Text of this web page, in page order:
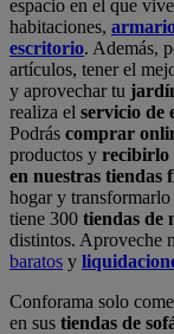
espacio en el que
habitaciones,
escritorio. Además,
artículos, tener el
y aprovechar tu
realiza el servicio de
Podrás comprar
productos y recibirlo
en nuestras tiendas
hogar y
tiene 300 tiendas de
distintos. Aproveche
baratos y
Conforama solo
en sus tiendas de